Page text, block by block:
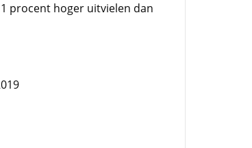
procent hoger uitvielen dan